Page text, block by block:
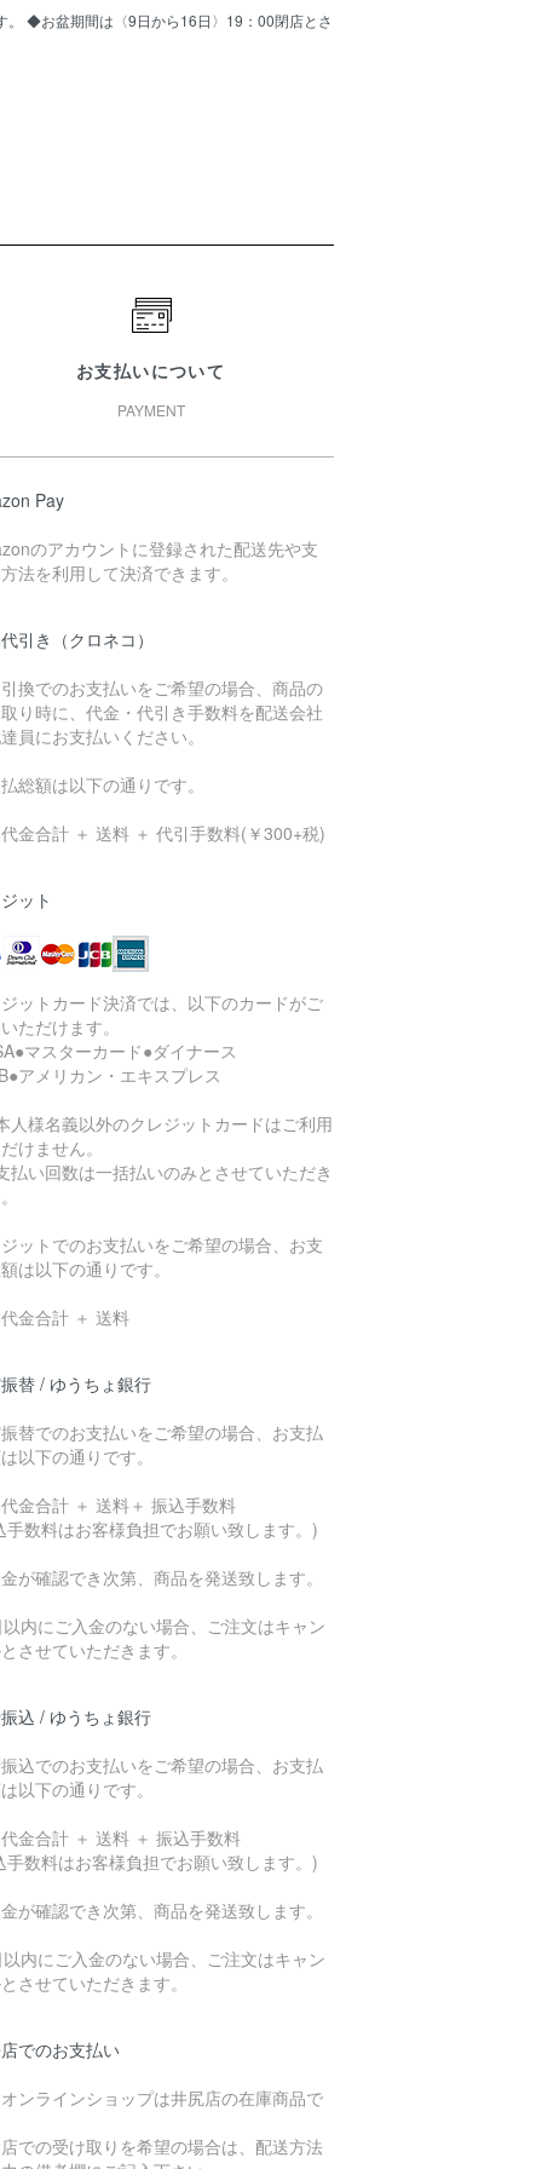
。 ◆お盆期間は〈9日から16日〉19：00閉店とさ
お支払いについて
PAYMENT
Pay
のアカウントに登録された配送先や支
法を利用して決済できます。
引き（クロネコ）
換でのお支払いをご希望の場合、商品の
り時に、代金・代引き手数料を配送会社
員にお支払いください。
総額は以下の通りです。
金合計 ＋ 送料 ＋ 代引手数料(￥300+税)
ット
ットカード決済では、以下のカードがご
ただけます。
マスターカード●ダイナース
アメリカン・エキスプレス
人様名義以外のクレジットカードはご利用
けません。
払い回数は一括払いのみとさせていただき
ットでのお支払いをご希望の場合、お支
は以下の通りです。
金合計 ＋ 送料
替 / ゆうちょ銀行
替でのお支払いをご希望の場合、お支払
以下の通りです。
金合計 ＋ 送料＋ 振込手数料
手数料はお客様負担でお願い致します。)
が確認でき次第、商品を発送致します。
内にご入金のない場合、ご注文はキャン
させていただきます。
込 / ゆうちょ銀行
込でのお支払いをご希望の場合、お支払
以下の通りです。
金合計 ＋ 送料 ＋ 振込手数料
手数料はお客様負担でお願い致します。)
が確認でき次第、商品を発送致します。
内にご入金のない場合、ご注文はキャン
させていただきます。
でのお支払い
ンラインショップは井尻店の在庫商品で
での受け取りを希望の場合は、配送方法